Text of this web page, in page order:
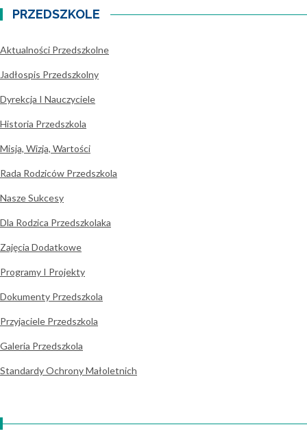
PRZEDSZKOLE
Aktualności Przedszkolne
Jadłospis Przedszkolny
Dyrekcja I Nauczyciele
Historia Przedszkola
Misja, Wizja, Wartości
Rada Rodziców Przedszkola
Nasze Sukcesy
Dla Rodzica Przedszkolaka
Zajęcia Dodatkowe
Programy I Projekty
Dokumenty Przedszkola
Przyjaciele Przedszkola
Galeria Przedszkola
Standardy Ochrony Małoletnich